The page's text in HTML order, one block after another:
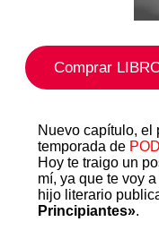
Comprar
Nuevo capítulo, el
temporada de
Hoy te traigo un
mí, ya que te voy
hijo literario
Principiantes».